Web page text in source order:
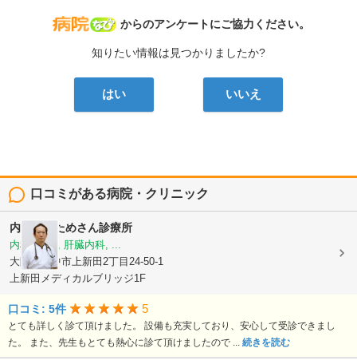
病院なび
からのアンケートにご協力ください。
知りたい情報は見つかりましたか?
はい いいえ
口コミがある病院・クリニック
内科外科ためさん診療所
内科, 外科, 肝臓内科, ...
大阪府豊中市上新田2丁目24-50-1
上新田メディカルブリッジ1F
口コミ: 5件 5
とても詳しく診て頂けました。 設備も充実しており、安心して受診できまし
た。 また、先生もとても熱心に診て頂けましたので ... 続きを読む